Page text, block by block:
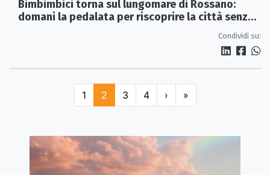
Bimbimbici torna sul lungomare di Rossano:
domani la pedalata per riscoprire la città senza
Condividi su:
1 2 3 4 › »